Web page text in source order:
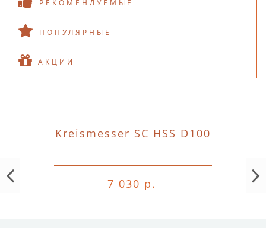
РЕКОМЕНДУЕМЫЕ
ПОПУЛЯРНЫЕ
АКЦИИ
Kreismesser SC HSS D100
7 030 р.